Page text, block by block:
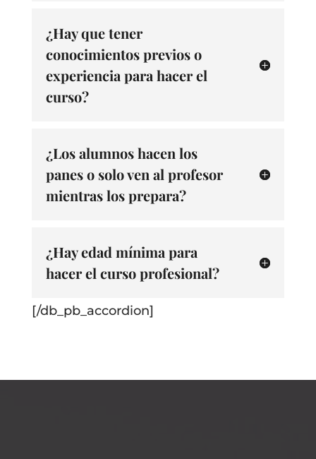
¿Hay que tener
conocimientos previos o
experiencia para hacer el
curso?
¿Los alumnos hacen los
panes o solo ven al profesor
mientras los prepara?
¿Hay edad mínima para
hacer el curso profesional?
[/db_pb_accordion]